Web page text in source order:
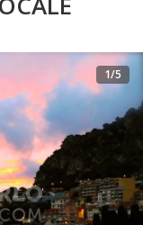
1/5